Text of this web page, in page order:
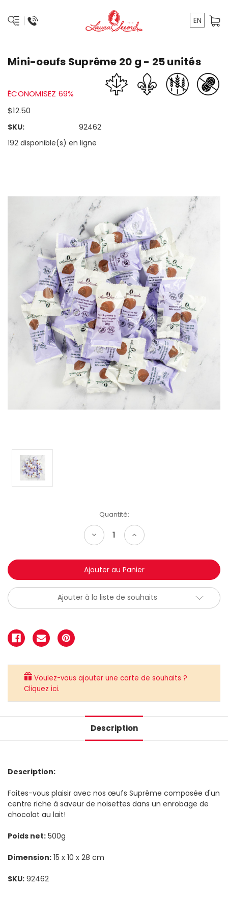
EN
Mini-oeufs Suprême 20 g - 25 unités
ÉCONOMISEZ 69%
$12.50
SKU:
92462
192 disponible(s) en ligne
Quantité:
Diminuer
la
quantité:
Augmenter
la
quantité:
Ajouter à la liste de souhaits
Voulez-vous ajouter une carte de souhaits ?
Cliquez ici.
Description
Description:
Faites-vous plaisir avec nos œufs Suprême composée d'un
centre riche à saveur de noisettes dans un enrobage de
chocolat au lait!
Poids net: 500g
Dimension: 15 x 10 x 28 cm
SKU: 92462